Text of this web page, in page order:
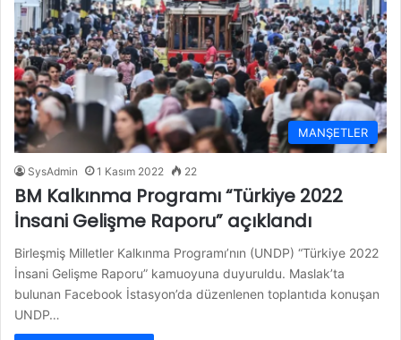
MANŞETLER
SysAdmin 1 Kasım 2022 22
BM Kalkınma Programı “Türkiye 2022
İnsani Gelişme Raporu” açıklandı
Birleşmiş Milletler Kalkınma Programı’nın (UNDP) “Türkiye 2022
İnsani Gelişme Raporu” kamuoyuna duyuruldu. Maslak’ta
bulunan Facebook İstasyon’da düzenlenen toplantıda konuşan
UNDP…